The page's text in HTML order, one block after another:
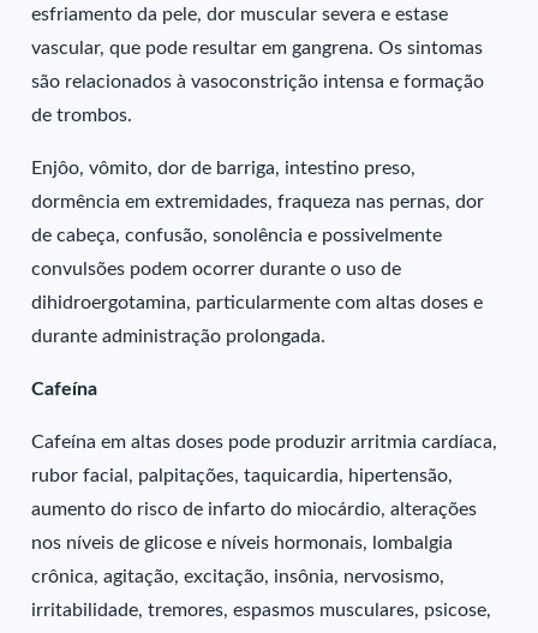
esfriamento da pele, dor muscular severa e estase
vascular, que pode resultar em gangrena. Os sintomas
são relacionados à vasoconstrição intensa e formação
de trombos.
Enjôo, vômito, dor de barriga, intestino preso,
dormência em extremidades, fraqueza nas pernas, dor
de cabeça, confusão, sonolência e possivelmente
convulsões podem ocorrer durante o uso de
dihidroergotamina, particularmente com altas doses e
durante administração prolongada.
Cafeína
Cafeína em altas doses pode produzir arritmia cardíaca,
rubor facial, palpitações, taquicardia, hipertensão,
aumento do risco de infarto do miocárdio, alterações
nos níveis de glicose e níveis hormonais, lombalgia
crônica, agitação, excitação, insônia, nervosismo,
irritabilidade, tremores, espasmos musculares, psicose,